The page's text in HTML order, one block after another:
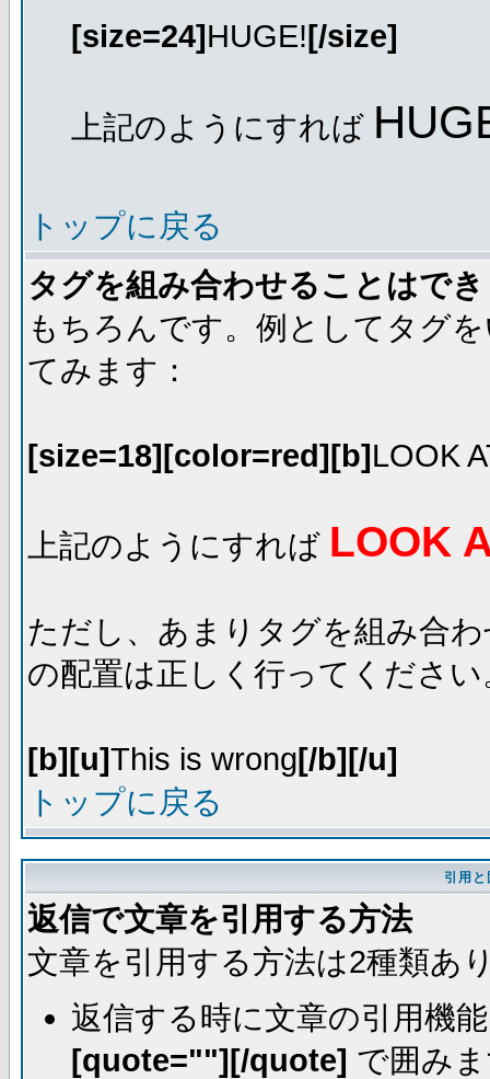
[size=24]HUGE![/size]
上記のようにすれば
トップに戻る
タグを組み合わせることはで
もちろんです。例としてタグ
てみます：
[size=18][color=red][b]LOOK
上記のようにすれば LOOK
ただし、あまりタグを組み合
の配置は正しく行ってくださ
[b][u]This is wrong[/b][/u]
トップに戻る
引用
返信で文章を引用する方法
文章を引用する方法は2種類あ
返信する時に文章の引用機
[quote=""][/quote] で囲み